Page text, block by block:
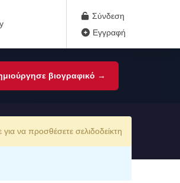
Σύνδεση
Εγγραφή
βιογραφικό →
για να προσθέσετε σελιδοδείκτη